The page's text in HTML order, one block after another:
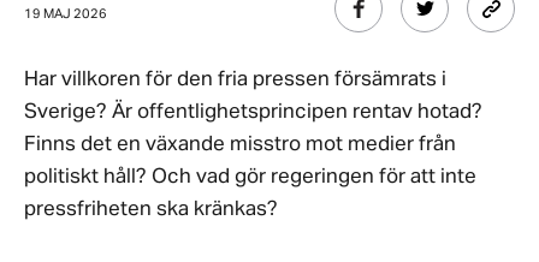
19 MAJ 2026
Har villkoren för den fria pressen försämrats i
Sverige? Är offentlighetsprincipen rentav hotad?
Finns det en växande misstro mot medier från
politiskt håll? Och vad gör regeringen för att inte
pressfriheten ska kränkas?